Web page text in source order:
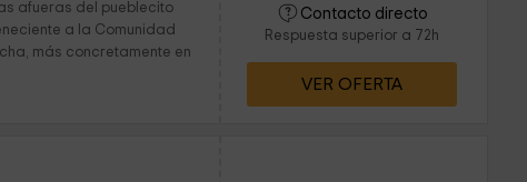
afueras del pueblecito
a la Comunidad
más concretamente en
Contacto directo
Respuesta superior a 72h
VER OFERTA